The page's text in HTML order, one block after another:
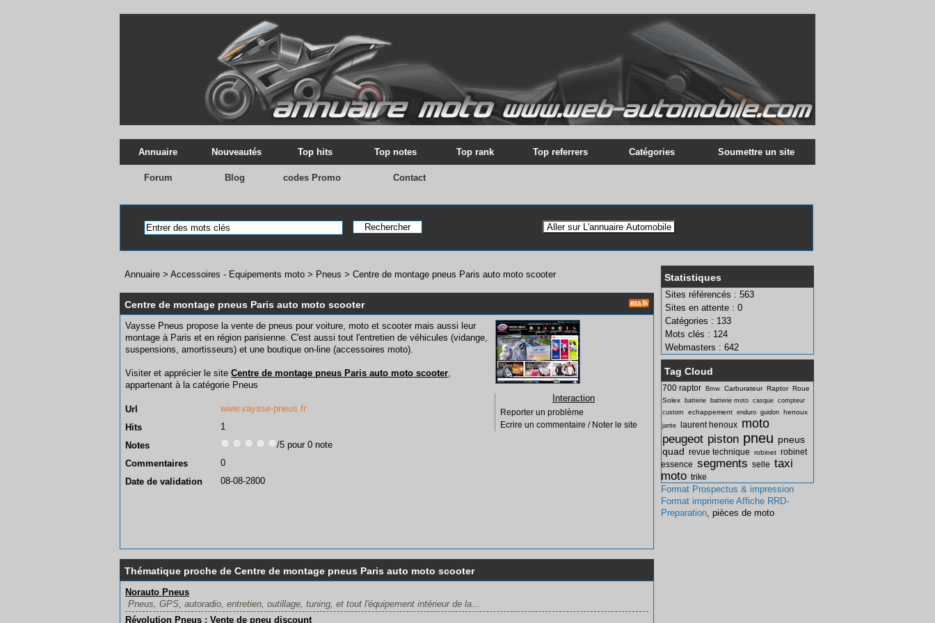
Annuaire Nouveautés Top hits Top notes Top rank Top referrers Catégories Soumettre un site
Forum Blog codes Promo Contact
Statistiques
Sites référencés : 563
Sites en attente : 0
Catégories : 133
Mots clés : 124
Webmasters : 642
Tag Cloud
700 raptor Bmw Carburateur Raptor Roue
Solex
batterie batterie moto casque compteur
custom
echappement enduro guidon henoux
jante laurent henoux moto
peugeot piston pneu pneus
quad revue technique robinet robinet
essence segments selle taxi
moto trike
Format Prospectus & impression
Format imprimerie Affiche RRD-
Preparation, pièces de moto
Annuaire > Accessoires - Equipements moto > Pneus > Centre de montage pneus Paris auto moto scooter
Centre de montage pneus Paris auto moto scooter
Vaysse Pneus propose la vente de pneus pour voiture, moto et scooter mais aussi leur
montage à Paris et en région parisienne. C'est aussi tout l'entretien de véhicules (vidange,
suspensions, amortisseurs) et une boutique on-line (accessoires moto).
Visiter et apprécier le site Centre de montage pneus Paris auto moto scooter,
appartenant à la catégorie Pneus
Url
www.vaysse-pneus.fr
Hits
1
Notes
/5 pour 0 note
Commentaires
0
Date de validation
08-08-2800
Interaction
Reporter un problème
Ecrire un commentaire / Noter le site
Thématique proche de Centre de montage pneus Paris auto moto scooter
Norauto Pneus
Pneus, GPS, autoradio, entretien, outillage, tuning, et tout l'équipement intérieur de la...
Révolution Pneus : Vente de pneu discount